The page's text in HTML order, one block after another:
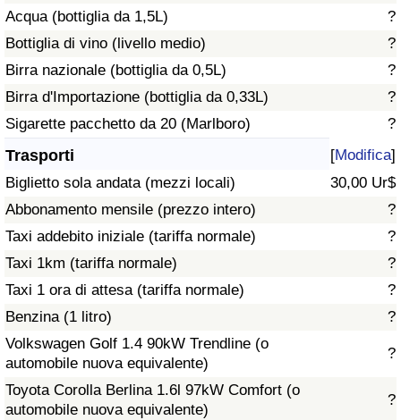
Acqua (bottiglia da 1,5L)
?
Bottiglia di vino (livello medio)
?
Birra nazionale (bottiglia da 0,5L)
?
Birra d'Importazione (bottiglia da 0,33L)
?
Sigarette pacchetto da 20 (Marlboro)
?
Trasporti [Modifica]
Biglietto sola andata (mezzi locali)
30,00 Ur$
Abbonamento mensile (prezzo intero)
?
Taxi addebito iniziale (tariffa normale)
?
Taxi 1km (tariffa normale)
?
Taxi 1 ora di attesa (tariffa normale)
?
Benzina (1 litro)
?
Volkswagen Golf 1.4 90kW Trendline (o
automobile nuova equivalente)
?
Toyota Corolla Berlina 1.6l 97kW Comfort (o
automobile nuova equivalente)
?
Traffico
Indice del Traffico
Indice del traffico (Corrente)
Indice del traffico per Nazione